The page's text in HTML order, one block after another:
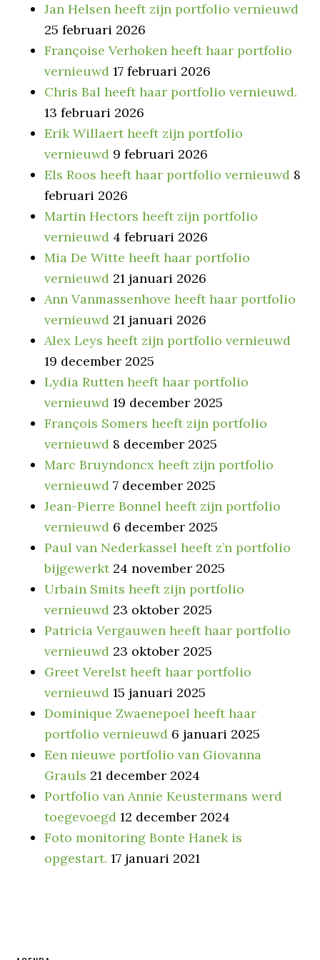
Jan Helsen heeft zijn portfolio vernieuwd
25 februari 2026
Françoise Verhoken heeft haar portfolio
vernieuwd 17 februari 2026
Chris Bal heeft haar portfolio vernieuwd.
13 februari 2026
Erik Willaert heeft zijn portfolio
vernieuwd 9 februari 2026
Els Roos heeft haar portfolio vernieuwd 8
februari 2026
Martin Hectors heeft zijn portfolio
vernieuwd 4 februari 2026
Mia De Witte heeft haar portfolio
vernieuwd 21 januari 2026
Ann Vanmassenhove heeft haar portfolio
vernieuwd 21 januari 2026
Alex Leys heeft zijn portfolio vernieuwd
19 december 2025
Lydia Rutten heeft haar portfolio
vernieuwd 19 december 2025
François Somers heeft zijn portfolio
vernieuwd 8 december 2025
Marc Bruyndoncx heeft zijn portfolio
vernieuwd 7 december 2025
Jean-Pierre Bonnel heeft zijn portfolio
vernieuwd 6 december 2025
Paul van Nederkassel heeft z’n portfolio
bijgewerkt 24 november 2025
Urbain Smits heeft zijn portfolio
vernieuwd 23 oktober 2025
Patricia Vergauwen heeft haar portfolio
vernieuwd 23 oktober 2025
Greet Verelst heeft haar portfolio
vernieuwd 15 januari 2025
Dominique Zwaenepoel heeft haar
portfolio vernieuwd 6 januari 2025
Een nieuwe portfolio van Giovanna
Grauls 21 december 2024
Portfolio van Annie Keustermans werd
toegevoegd 12 december 2024
Foto monitoring Bonte Hanek is
opgestart. 17 januari 2021